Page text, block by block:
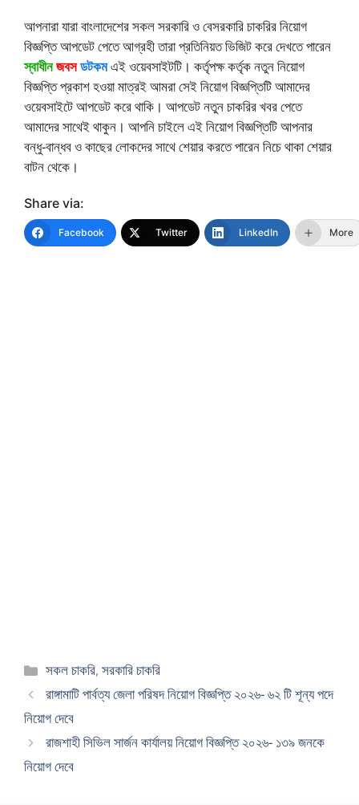
আপনারা যারা বাংলাদেশের সকল সরকারি ও বেসরকারি চাকরির নিয়োগ
বিজ্ঞপ্তি আপডেট পেতে আগ্রহী তারা প্রতিনিয়ত ভিজিট করে দেখতে পারেন
স্বাধীনজবসডটকমএই ওয়েবসাইটটি। কর্তৃপক্ষ কর্তৃক নতুন নিয়োগ
বিজ্ঞপ্তি প্রকাশ হওয়া মাত্রই আমরা সেই নিয়োগ বিজ্ঞপ্তিটি আমাদের
ওয়েবসাইটে আপডেট করে থাকি। আপডেট নতুন চাকরির খবর পেতে
আমাদের সাথেই থাকুন। আপনি চাইলে এই নিয়োগ বিজ্ঞপ্তিটি আপনার
বন্ধু-বান্ধব ও কাছের লোকদের সাথে শেয়ার করতে পারেন নিচে থাকা শেয়ার
বাটন থেকে।
Share via:
Facebook Twitter LinkedIn More
Categories
সকল চাকরি,সরকারি চাকরি
রাঙ্গামাটি পার্বত্য জেলা পরিষদ নিয়োগ বিজ্ঞপ্তি ২০২৬- ৬২ টি শূন্য পদে
নিয়োগ দেবে
রাজশাহী সিভিল সার্জন কার্যালয় নিয়োগ বিজ্ঞপ্তি ২০২৬- ১৩৯ জনকে
নিয়োগ দেবে